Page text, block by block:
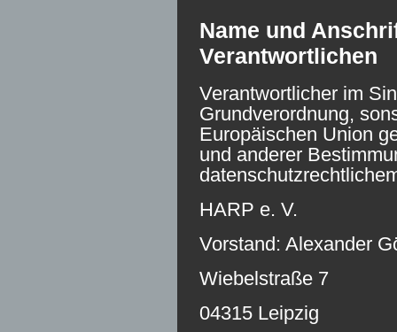
Name und
Verantwortlichen
Verantwortlicher im
Grundverordnung,
Europäischen Union
und anderer
HARP e. V.
Vorstand: Alexander
Wiebelstraße 7
04315 Leipzig